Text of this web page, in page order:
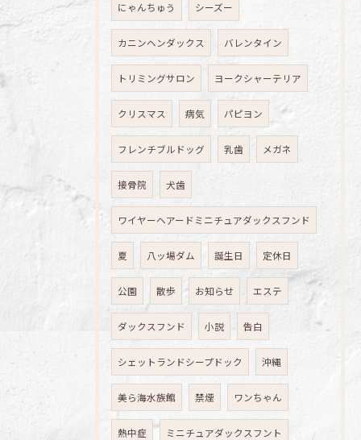
にゃんちゅう シーズー
カニンヘンダックス バレンタイン
トリミングサロン ヨークシャーテリア
クリスマス 病気 パピヨン
フレンチブルドッグ 乳歯 メガネ
接骨院 犬歯
ワイヤーヘアードミニチュアダックスフンド
夏 八ッ場ダム 誕生日 定休日
公園 散歩 お知らせ エステ
ダックスフンド 小説 告白
シェットランドシープドック 沖縄
美ら海水族館 禁煙 ワンちゃん
熱中症 ミニチュアダックスフント